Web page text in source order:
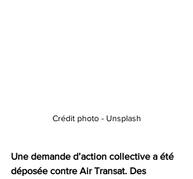
Crédit photo - Unsplash
Une demande d’action collective a été
déposée contre Air Transat. Des